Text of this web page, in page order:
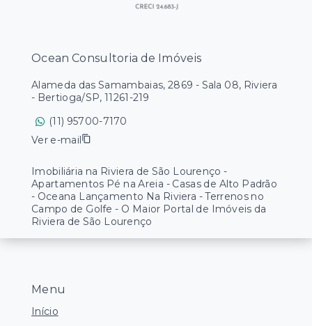
Menu
Início
Ocean Consultoria de Imóveis
Alameda das Samambaias, 2869 - Sala 08, Riviera
- Bertioga/SP, 11261-219
(11) 95700-7170
Ver e-mail
Imobiliária na Riviera de São Lourenço -
Apartamentos Pé na Areia - Casas de Alto Padrão
- Oceana Lançamento Na Riviera - Terrenos no
Campo de Golfe - O Maior Portal de Imóveis da
Riviera de São Lourenço